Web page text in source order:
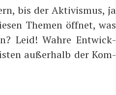
bis der Akti­vis­mus, ja
The­men öff­net, was
Leid! Wah­re Ent­wick­
außer­halb der Kom­